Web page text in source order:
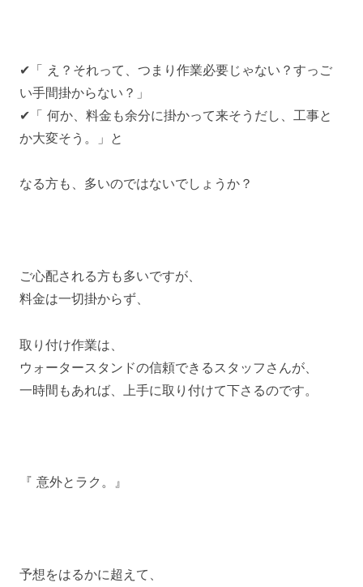
✔「 え？それって、つまり作業必要じゃない？すっご
い手間掛からない？」
✔「 何か、料金も余分に掛かって来そうだし、工事と
か大変そう。」と
なる方も、多いのではないでしょうか？
ご心配される方も多いですが、
料金は一切掛からず、
取り付け作業は、
ウォータースタンドの信頼できるスタッフさんが、
一時間もあれば、上手に取り付けて下さるのです。
『 意外とラク。』
予想をはるかに超えて、